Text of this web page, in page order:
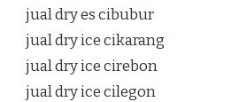
jual dry es cibubur
jual dry ice cikarang
jual dry ice cirebon
jual dry ice cilegon